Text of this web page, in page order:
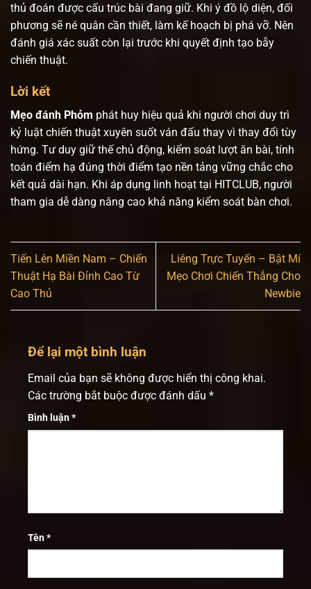
thủ đoán được cấu trúc bài đang giữ. Khi ý đồ lộ diện, đối
phương sẽ né quân cần thiết, làm kế hoạch bị phá vỡ. Nên
đánh giá xác suất còn lại trước khi quyết định tạo bẫy
chiến thuật.
Lời kết
Mẹo đánh Phỏm phát huy hiệu quả khi người chơi duy trì
kỷ luật chiến thuật xuyên suốt ván đấu thay vì thay đổi tùy
hứng. Tư duy giữ thế chủ động, kiểm soát lượt ăn bài, tính
toán điểm hạ đúng thời điểm tạo nền tảng vững chắc cho
kết quả dài hạn. Khi áp dụng linh hoạt tại HITCLUB, người
tham gia dễ dàng nâng cao khả năng kiểm soát bàn chơi.
Tiến Lên Miền Nam – Chiến
Thuật Hạ Bài Đỉnh Cao Từ
Cao Thủ
Liêng Trực Tuyến – Bật Mí
Mẹo Chơi Chiến Thắng Cho
Newbie
Để lại một bình luận
Email của bạn sẽ không được hiển thị công khai.
Các trường bắt buộc được đánh dấu *
Bình luận*
Tên*